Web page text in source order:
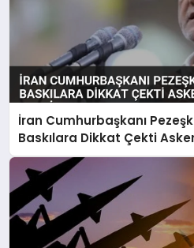
İran Cumhurbaşkanı
Baskılara Dikkat Çekti
Uyarısı